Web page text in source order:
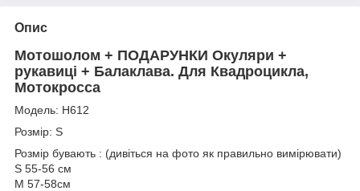
Опис
Мотошолом + ПОДАРУНКИ Окуляри +
рукавиці + Балаклава. Для Квадроцикла,
Мотокросса
Модель: Н612
Розмір: S
Розмір бувають : (дивіться на фото як правильно вимірювати)
S 55-56 см
M 57-58см